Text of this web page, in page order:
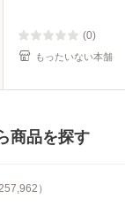
(0)
もったいない本舗
商品を探す
）